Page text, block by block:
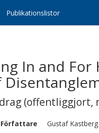
Publikationslistor
In and
(offentliggjort,
Författare Gustaf